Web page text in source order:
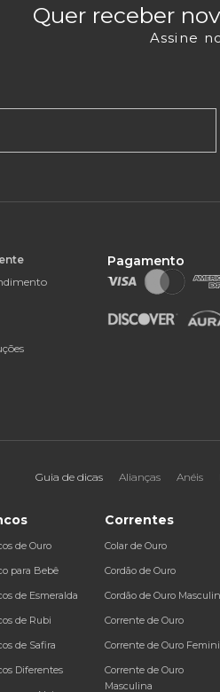
Quer receber
Assine
Pagamento
Guia de dicas Alianças Anéis
de Ouro
para Bebê
de Esmeralda
de Rubi
de Safira
Diferentes
Correntes
Colar de Ouro
Cordão de Ouro
Cordão de Ouro
Corrente de Ouro
Corrente de Ouro
Corrente de Ouro
Masculina